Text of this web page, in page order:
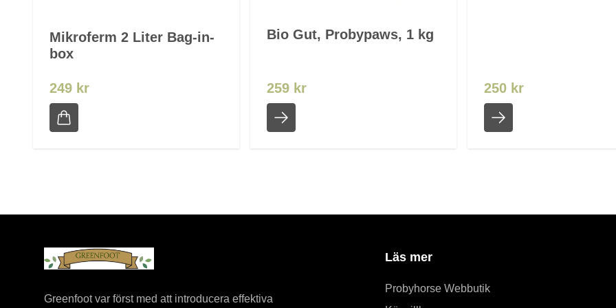
Mikroferm 2 Liter Bag-in-
box
249 kr
Bio Gut, Probypaws, 1 kg
259 kr 250 kr
Greenfoot var först med att introducera effektiva
Läs mer
Probyhorse Webbutik